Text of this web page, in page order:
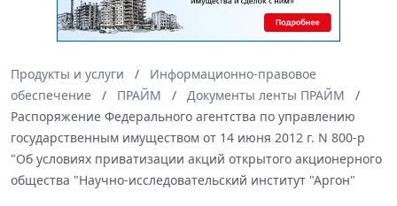
Продукты и услуги
Информационно-правовое
обеспечение
ПРАЙМ
Документы ленты ПРАЙМ
Распоряжение Федерального агентства по управлению
государственным имуществом от 14 июня 2012 г. N 800-р
"Об условиях приватизации акций открытого акционерного
общества "Научно-исследовательский институт "Аргон"